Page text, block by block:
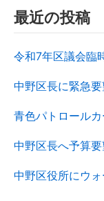
最近の投稿
令和7年区議会臨
中野区長に緊急
青色パトロール
中野区長へ予算要
中野区役所にウ